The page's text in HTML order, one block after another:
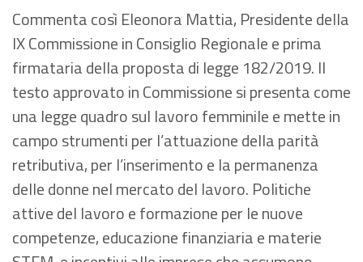
Commenta così Eleonora Mattia, Presidente della
IX Commissione in Consiglio Regionale e prima
firmataria della proposta di legge 182/2019. Il
testo approvato in Commissione si presenta come
una legge quadro sul lavoro femminile e mette in
campo strumenti per l’attuazione della parità
retributiva, per l’inserimento e la permanenza
delle donne nel mercato del lavoro. Politiche
attive del lavoro e formazione per le nuove
competenze, educazione finanziaria e materie